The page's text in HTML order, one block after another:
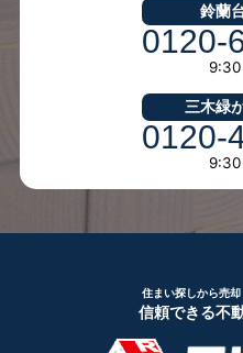
鈴蘭
0120-
三木緑
0120-
住まい探しから売
信頼できる不